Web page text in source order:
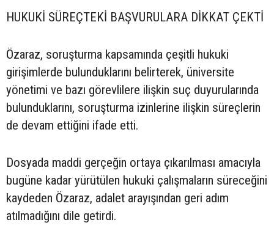
HUKUKİ SÜREÇTEKİ BAŞVURULARA DİKKAT ÇEKTİ
Özaraz, soruşturma kapsamında çeşitli hukuki
girişimlerde bulunduklarını belirterek, üniversite
yönetimi ve bazı görevlilere ilişkin suç duyurularında
bulunduklarını, soruşturma izinlerine ilişkin süreçlerin
de devam ettiğini ifade etti.
Dosyada maddi gerçeğin ortaya çıkarılması amacıyla
bugüne kadar yürütülen hukuki çalışmaların süreceğini
kaydeden Özaraz, adalet arayışından geri adım
atılmadığını dile getirdi.